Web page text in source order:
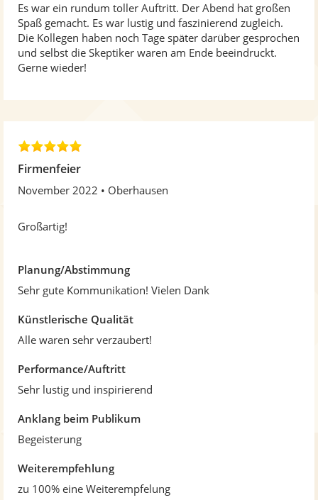
5
S
e
Es war ein rundum toller Auftritt. Der Abend hat großen
Spaß gemacht. Es war lustig und faszinierend zugleich.
Die Kollegen haben noch Tage später darüber gesprochen
und selbst die Skeptiker waren am Ende beeindruckt.
Gerne wieder!
5
v
t
r
e
n
Firmenfeier
November 2022 Oberhausen
Großartig!
Planung/Abstimmung
Sehr gute Kommunikation! Vielen Dank
Künstlerische Qualität
Alle waren sehr verzaubert!
Performance/Auftritt
Sehr lustig und inspirierend
Anklang beim Publikum
Begeisterung
Weiterempfehlung
zu 100% eine Weiterempfelung